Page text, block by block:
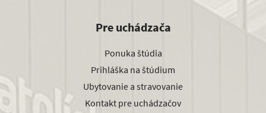
Pre uchádzača
Ponuka štúdia
Prihláška na štúdium
Ubytovanie a stravovanie
Kontakt pre uchádzačov